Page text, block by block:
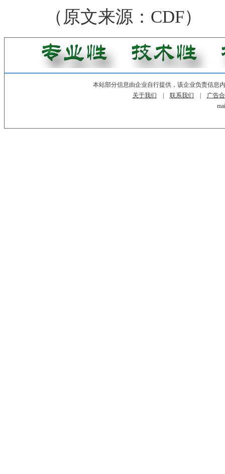
（原文来源：CDF）
本站部分信息由企业自行提供，该企业负责信息
关于我们
联系我们
广告